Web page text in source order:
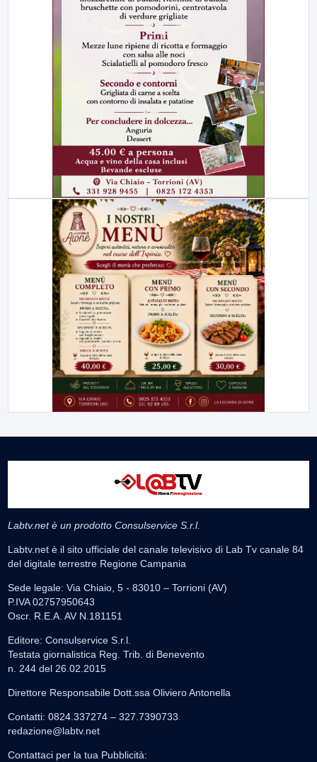
Labtv.net è un prodotto Consulservice S.r.l.
Labtv.net è il sito ufficiale del canale televisivo di Lab Tv canale 84
del digitale terrestre Regione Campania
Sede legale: Via Chiaio, 5 - 83010 – Torrioni (AV)
P.IVA 02757950643
Oscr. R.E.A. AV N.181151
Editore: Consulservice S.r.l.
Testata giornalistica Reg. Trib. di Benevento
n. 244 del 26.02.2015
Direttore Responsabile Dott.ssa Oliviero Antonella
Contatti: 0824.337274 – 327.7390733
redazione@labtv.net
Contattaci per la tua Pubblicità: